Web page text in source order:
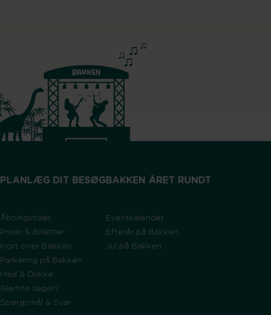
PLANLÆG DIT BESØG
Åbningstider
Priser & Billetter
Kort over Bakken
Parkering på Bakken
Mad & Drikke
Glemte sager?
Spørgsmål & Svar
BAKKEN ÅRET RUNDT
Eventkalender
Efterår på Bakken
Jul på Bakken